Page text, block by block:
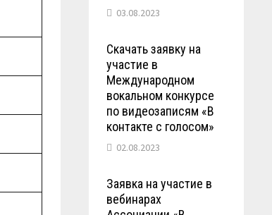
03.08.2023
Скачать заявку на
участие в
Международном
вокальном конкурсе
по видеозаписям «В
контакте с голосом»
02.08.2023
Заявка на участие в
вебинарах